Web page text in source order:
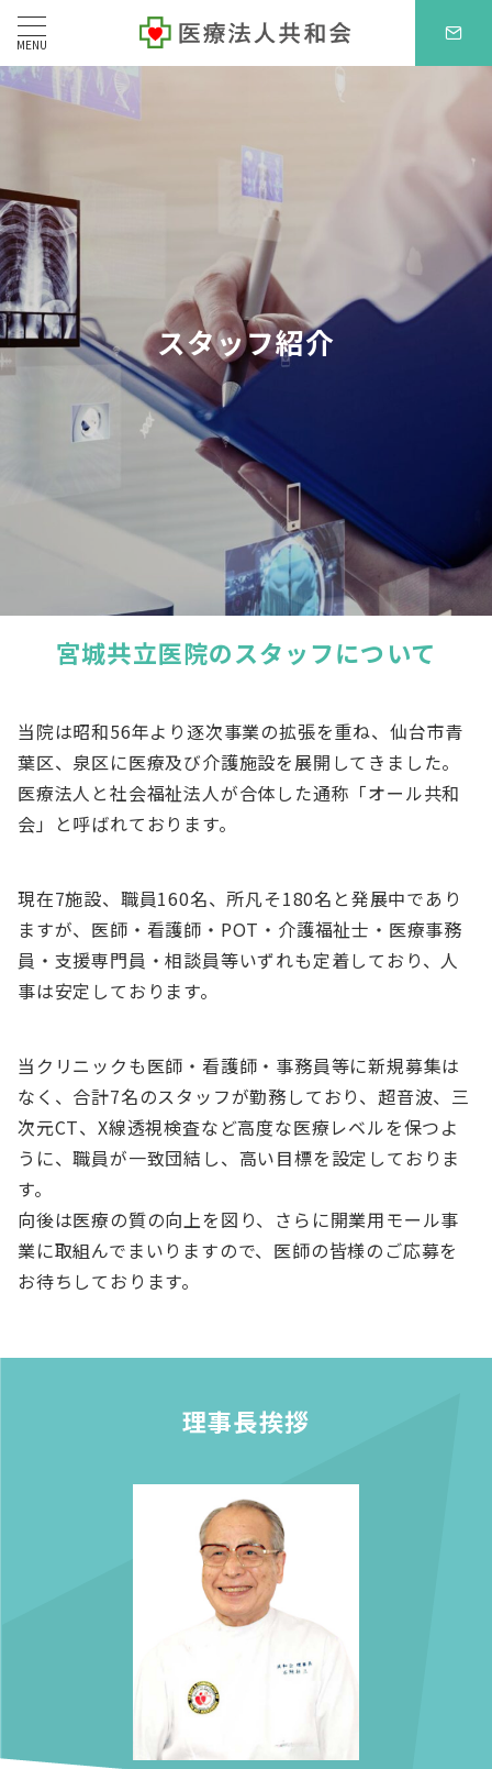
MENU
スタッフ紹介
宮城共立医院のスタッフについて
当院は昭和56年より逐次事業の拡張を重ね、仙台市青
葉区、泉区に医療及び介護施設を展開してきました。
医療法人と社会福祉法人が合体した通称「オール共和
会」と呼ばれております。
現在7施設、職員160名、所凡そ180名と発展中であり
ますが、医師・看護師・POT・介護福祉士・医療事務
員・支援専門員・相談員等いずれも定着しており、人
事は安定しております。
当クリニックも医師・看護師・事務員等に新規募集は
なく、合計7名のスタッフが勤務しており、超音波、三
次元CT、X線透視検査など高度な医療レベルを保つよ
うに、職員が一致団結し、高い目標を設定しておりま
す。
向後は医療の質の向上を図り、さらに開業用モール事
業に取組んでまいりますので、医師の皆様のご応募を
お待ちしております。
理事長挨拶